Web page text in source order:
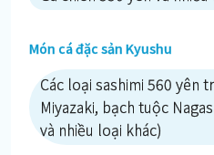
Món cá đặc sản Kyushu
Các loại sashimi 560 yên
Miyazaki, bạch tuộc
và nhiều loại khác)